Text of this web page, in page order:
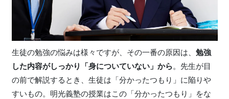
生徒の勉強の悩みは様々ですが、その一番の原因は、 勉強
した内容がしっかり「身についていない」から。先生が目
の前で解説するとき、生徒は「分かったつもり」に陥りや
すいもの。明光義塾の授業はこの「分かったつもり」をな